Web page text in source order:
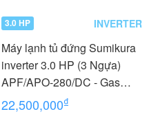
3.0 HP INVERTER
Máy lạnh tủ đứng Sumikura
inverter 3.0 HP (3 Ngựa)
APF/APO-280/DC - Gas
R410A
22,500,000₫